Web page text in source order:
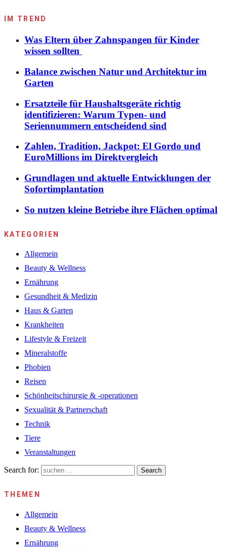
IM TREND
Was Eltern über Zahnspangen für Kinder
wissen sollten
Balance zwischen Natur und Architektur im
Garten
Ersatzteile für Haushaltsgeräte richtig
identifizieren: Warum Typen- und
Seriennummern entscheidend sind
Zahlen, Tradition, Jackpot: El Gordo und
EuroMillions im Direktvergleich
Grundlagen und aktuelle Entwicklungen der
Sofortimplantation
So nutzen kleine Betriebe ihre Flächen optimal
KATEGORIEN
Allgemein
Beauty & Wellness
Ernährung
Gesundheit & Medizin
Haus & Garten
Krankheiten
Lifestyle & Freizeit
Mineralstoffe
Phobien
Reisen
Schönheitschirurgie & -operationen
Sexualität & Partnerschaft
Technik
Tiere
Veranstaltungen
Search for: Search
THEMEN
Allgemein
Beauty & Wellness
Ernährung